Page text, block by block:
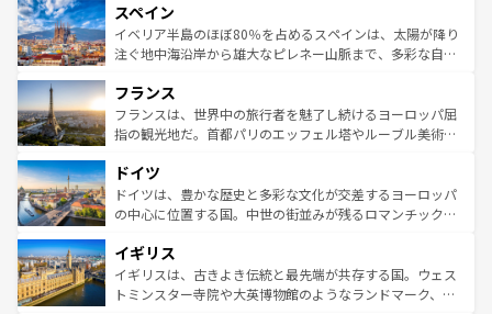
ろん、トスカーナの美しい田園風景やアマルフィ海岸の絶
景など、自然景観も見逃せない。観光の合間には、本場の
ピザやパスタなど、絶品のイタリア料理を堪能することも
ませてくれるイタリアで、忘れられない旅をしてみよう！
なお、新着のイタリア情報はコンテンツ一覧 を参照してほ
しい。
スペイン
イベリア半島のほぼ80％を占めるスペインは、太陽が降り
注ぐ地中海沿岸から雄大なピレネー山脈まで、多彩な自然
文化が根付くこの国では、情熱的なフラメンコ、熱気あふ
れる闘牛、そして美味しいタパスが生活の一部となってい
る。首都マドリードの洗練された雰囲気や、バルセロナの
の城塞都市、穏やかなビーチリゾートまで多彩な表情を見
せる。地方によって風土や気候が異なるスペインはその個
性で訪れる人を魅了する。 なお、新着のスペイン情報はコ
フランス
フランスは、世界中の旅行者を魅了し続けるヨーロッパ屈
指の観光地だ。首都パリのエッフェル塔やルーブル美術館
で、幅広い魅力が詰まっている。華麗な宮殿、歴史的な大
聖堂、美しいビーチ、そして豊かな自然が、訪れる者を心
から魅了する。また、フランスは美食の国としても知ら
いる。シャンパンの発祥地であるランス、プロヴァンスの
香り高いラベンダー畑など、多彩な楽しみ方が可能だ。さ
らに、パリ以外の地域にも魅力が溢れており、どの街角に
ドイツ
ドイツは、豊かな歴史と多彩な文化が交差するヨーロッパ
の中心に位置する国。中世の街並みが残るロマンチック街
顔を持つこの国は、どこを歩いても飽きることがない。ベ
ルリンの文化的活気、バイエルン州のアルプスの絶景、そ
してライン川沿いのワイン畑といった風景は必見。ビール
イギリス
イギリスは、古きよき伝統と最先端が共存する国。ウェス
トミンスター寺院や大英博物館のようなランドマーク、歴